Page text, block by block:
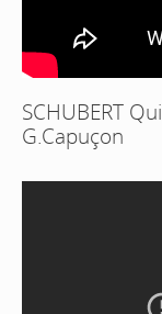
SCHUBERT
G.Capuçon